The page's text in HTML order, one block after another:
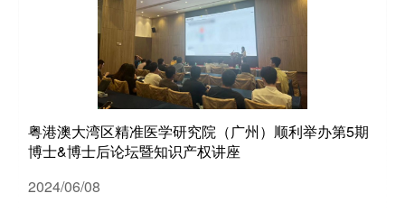
粤港澳大湾区精准医学研究院（广州）顺利举办第5期
博士&博士后论坛暨知识产权讲座
2024/06/08